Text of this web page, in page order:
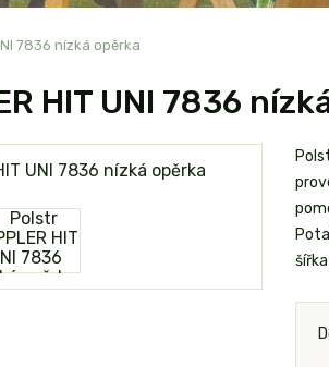
7836 nízká opěrka
HIT UNI 7836